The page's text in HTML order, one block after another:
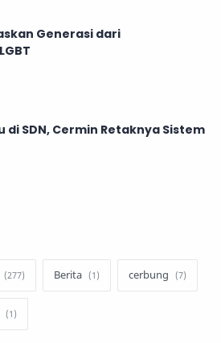
Generasi dari
di SDN, Cermin Retaknya Sistem
Berita cerbung